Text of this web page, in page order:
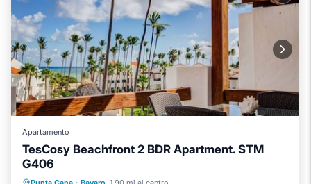
Apartamento
TesCosy Beachfront 2 BDR Apartment. STM
G406
Frente al mar Piscina